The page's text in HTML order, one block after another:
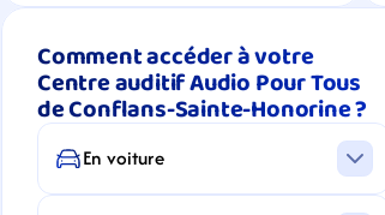
Comment accéder à votre
Centre auditif Audio Pour Tous
de Conflans-Sainte-Honorine ?
En voiture